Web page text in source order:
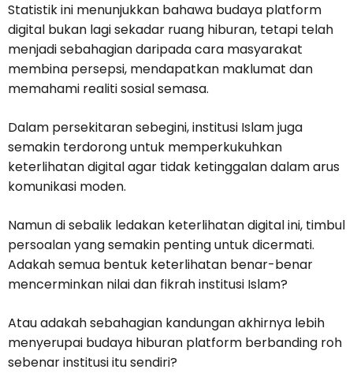
Statistik ini menunjukkan bahawa budaya platform
digital bukan lagi sekadar ruang hiburan, tetapi telah
menjadi sebahagian daripada cara masyarakat
membina persepsi, mendapatkan maklumat dan
memahami realiti sosial semasa.
Dalam persekitaran sebegini, institusi Islam juga
semakin terdorong untuk memperkukuhkan
keterlihatan digital agar tidak ketinggalan dalam arus
komunikasi moden.
Namun di sebalik ledakan keterlihatan digital ini, timbul
persoalan yang semakin penting untuk dicermati.
Adakah semua bentuk keterlihatan benar-benar
mencerminkan nilai dan fikrah institusi Islam?
Atau adakah sebahagian kandungan akhirnya lebih
menyerupai budaya hiburan platform berbanding roh
sebenar institusi itu sendiri?